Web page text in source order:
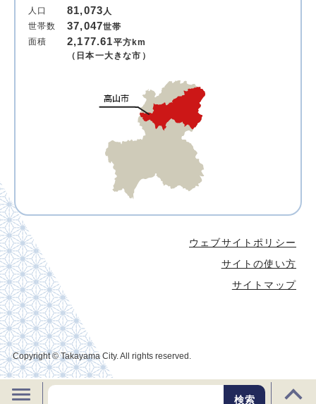
人口 81,073人
世帯数
37,047世帯
面積
2,177.61平方km
（日本一大きな市）
ウェブサイトポリシー
サイトの使い方
サイトマップ
Copyright © Takayama City. All rights reserved.